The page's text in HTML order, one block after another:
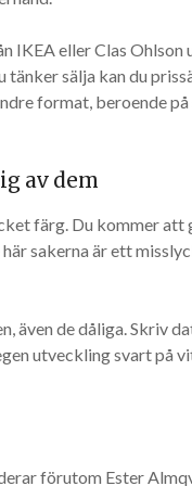
IKEA eller Clas Ohlson
sälja kan du
format, beroende
av dem
färg. Du kommer att
sakerna är ett
även de dåliga. Skriv
utveckling svart på
förutom Ester